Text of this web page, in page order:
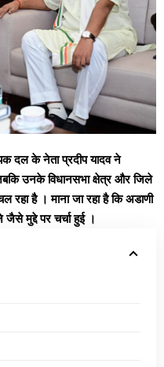
दल के नेता प्रदीप यादव ने
उनके विधानसभा क्षेत्र और जिले
रहा है । माना जा रहा है कि अडाणी
मुद्दे पर चर्चा हुई ।